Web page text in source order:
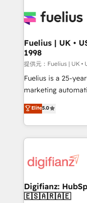
for you and execute it on
framework,
HubSpot and
can support public
other ones listed in our
HubSpot implementation - HubSpot
is there for you to: - Grow revenue, and run your
business more efficiently -
more people - Get the most out of your HubSpot
investment
Fuelius | UK •
1998
提供元：Fuelius | UK •
Fuelius is a 25-
marketing
enable mid-market
maximise their
growth. We modernise platforms, streamline
operations that
supercharge revenue
Transformation /
Sales Consulting •
Elite5.0
Digifianz:
🇪🇸🇦🇷🇦🇪